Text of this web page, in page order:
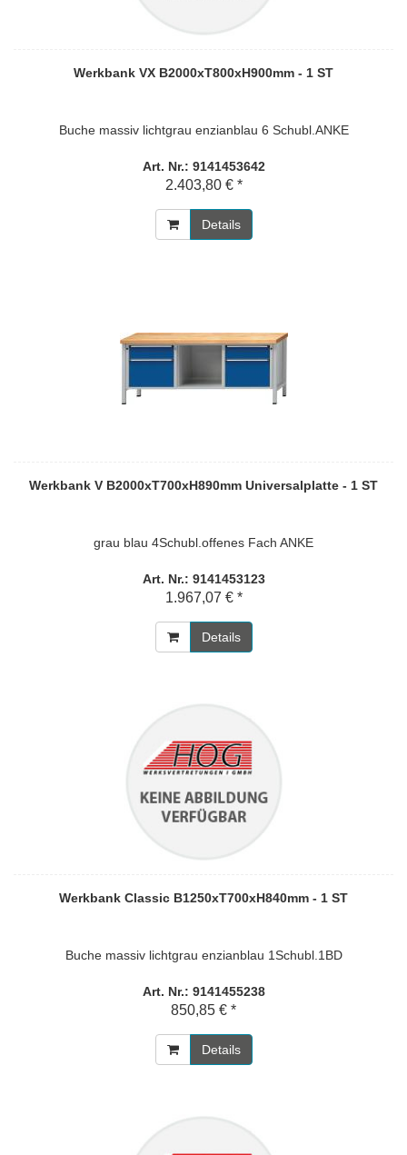
Werkbank VX B2000xT800xH900mm - 1 ST
Buche massiv lichtgrau enzianblau 6 Schubl.ANKE
Art. Nr.: 9141453642
2.403,80 € *
Details
Werkbank V B2000xT700xH890mm Universalplatte - 1 ST
grau blau 4Schubl.offenes Fach ANKE
Art. Nr.: 9141453123
1.967,07 € *
Details
Werkbank Classic B1250xT700xH840mm - 1 ST
Buche massiv lichtgrau enzianblau 1Schubl.1BD
Art. Nr.: 9141455238
850,85 € *
Details